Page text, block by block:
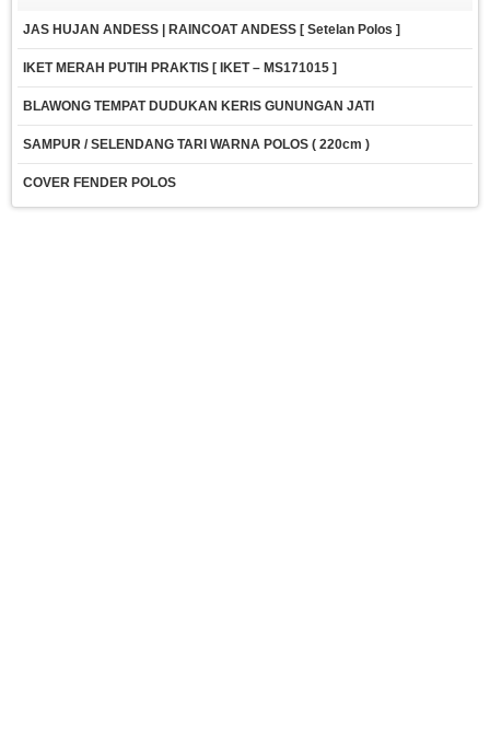
JAS HUJAN ANDESS | RAINCOAT ANDESS [ Setelan Polos ]
IKET MERAH PUTIH PRAKTIS [ IKET – MS171015 ]
BLAWONG TEMPAT DUDUKAN KERIS GUNUNGAN JATI
SAMPUR / SELENDANG TARI WARNA POLOS ( 220cm )
COVER FENDER POLOS